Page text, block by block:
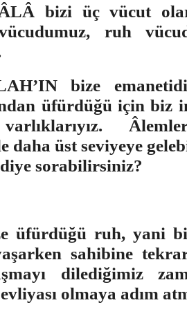
bizi üç vücut
ruh
bize
üfürdüğü için biz
daha üst seviyeye
sorabilirsiniz?
üfürdüğü ruh, yani
sahibine
dilediğimiz
olmaya adım